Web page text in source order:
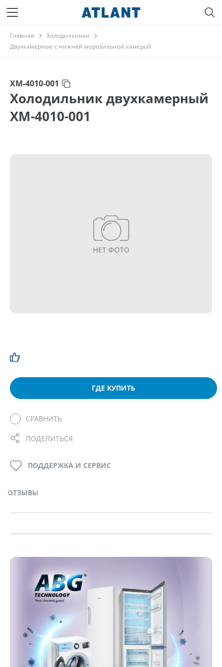
Главная
Холодильники
Двухкамерные с нижней морозильной камерой
ХМ-4010-001
Холодильник двухкамерный
ХМ-4010-001
ГДЕ КУПИТЬ
СРАВНИТЬ
ПОДЕЛИТЬСЯ
ОТЗЫВЫ
ПОДДЕРЖКА И СЕРВИС